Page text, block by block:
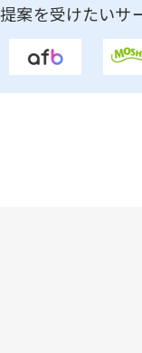
提案を受けたいサ